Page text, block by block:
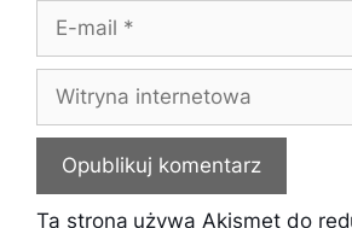
mail
internetowa
Ta strona używa Akismet do